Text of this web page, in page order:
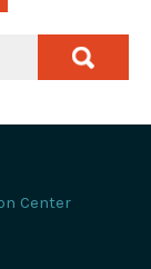
Center